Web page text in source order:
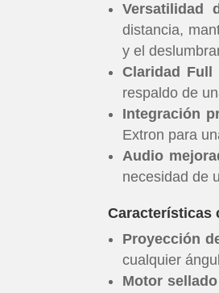
Versatilidad
distancia,
y el
Claridad Full
respaldo de
Integración
Extron para
Audio
necesidad de
Características
Proyección
cualquier
Motor